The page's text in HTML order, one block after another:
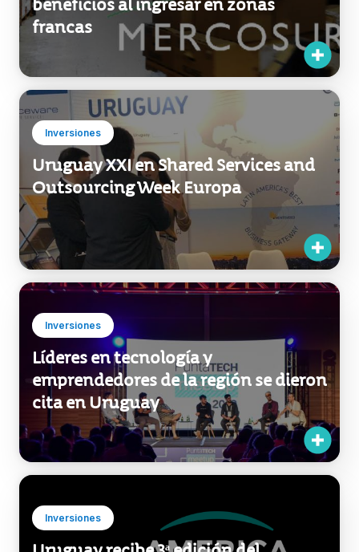
Uruguay XXI en Shared Services and
Outsourcing Week Europa
Inversiones
Líderes en tecnología y
emprendedores de la región se dieron
cita en Uruguay
Inversiones
Uruguay recibe 3ª edición del
America Business Forum